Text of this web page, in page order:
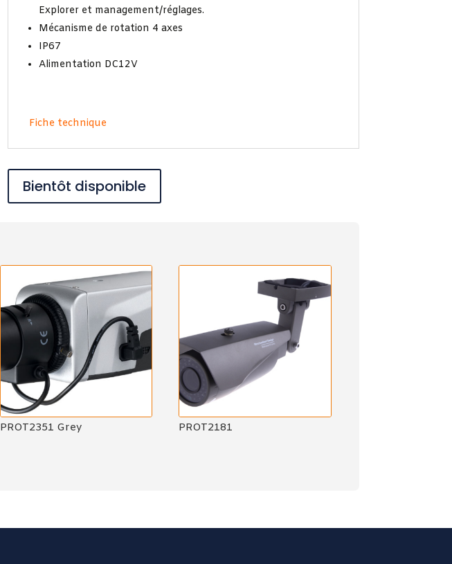
Explorer et management/réglages.
Mécanisme de rotation 4 axes
IP67
Alimentation DC12V
Fiche technique
Bientôt disponible
PROT2351 Grey PROT2181